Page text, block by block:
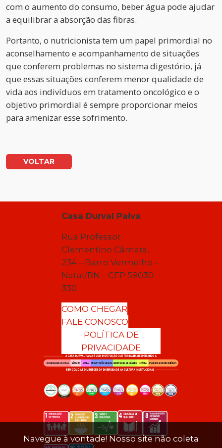
com o aumento do consumo, beber água pode ajudar
a equilibrar a absorção das fibras.
Portanto, o nutricionista tem um papel primordial no
aconselhamento e acompanhamento de situações
que conferem problemas no sistema digestório, já
que essas situações conferem menor qualidade de
vida aos indivíduos em tratamento oncológico e o
objetivo primordial é sempre proporcionar meios
para amenizar esse sofrimento.
VOLTAR
Casa Durval Paiva
Rua Professor
Clementino Câmara,
234 – Barro Vermelho –
Natal/RN – CEP 59030-
330
COMO CHEGAR
FALE CONOSCO
POLÍTICA DE
PRIVACIDADE
Navegue à vontade! Nosso site não coleta